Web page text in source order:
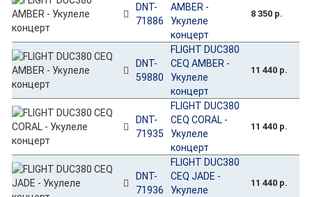
DNT-
71886
AMBER -
Укулеле
концерт
8 350 р.
DNT-
59880
FLIGHT DUC380
CEQ AMBER -
Укулеле
концерт
11 440 р.
DNT-
71935
FLIGHT DUC380
CEQ CORAL -
Укулеле
концерт
11 440 р.
DNT-
71936
FLIGHT DUC380
CEQ JADE -
Укулеле
11 440 р.